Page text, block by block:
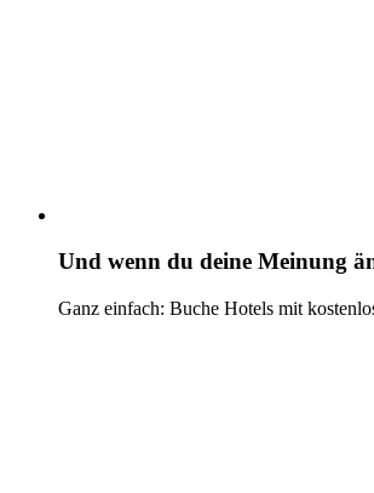
Und wenn du deine Meinung
Ganz einfach: Buche Hotels mit